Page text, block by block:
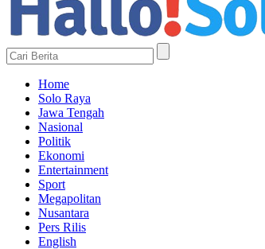
Home
Solo Raya
Jawa Tengah
Nasional
Politik
Ekonomi
Entertainment
Sport
Megapolitan
Nusantara
Pers Rilis
English